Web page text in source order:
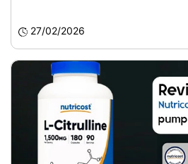
27/02/2026